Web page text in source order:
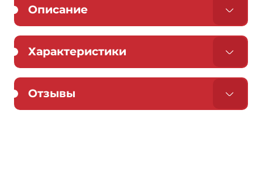
Описание
Характеристики
Отзывы